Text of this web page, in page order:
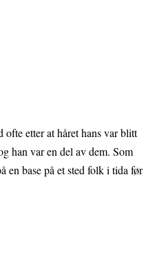
etter at håret hans var blitt
han var en del av dem. Som
en base på et sted folk i tida før